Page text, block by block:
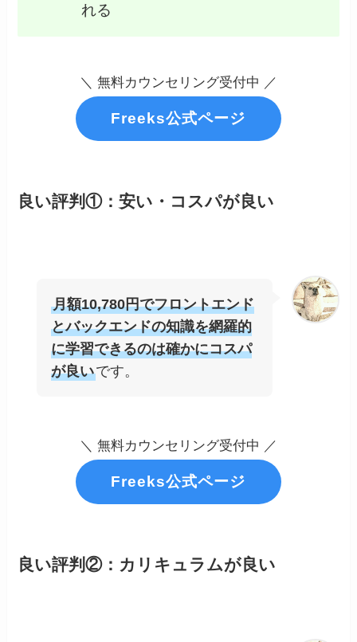
れる
＼ 無料カウンセリング受付中 ／
Freeks公式ページ
良い評判①：安い・コスパが良い
月額10,780円でフロントエンド
とバックエンドの知識を網羅的
に学習できるのは確かにコスパ
が良いです。
＼ 無料カウンセリング受付中 ／
Freeks公式ページ
良い評判②：カリキュラムが良い